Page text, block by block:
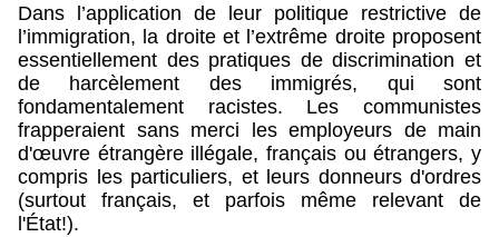
Dans l’application de leur politique restrictive de
l’immigration, la droite et l’extrême droite proposent
essentiellement des pratiques de discrimination et
de harcèlement des immigrés, qui sont
fondamentalement racistes. Les communistes
frapperaient sans merci les employeurs de main
d'œuvre étrangère illégale, français ou étrangers, y
compris les particuliers, et leurs donneurs d'ordres
(surtout français, et parfois même relevant de
l'État!).